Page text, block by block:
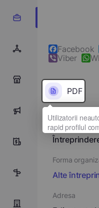
0
5
Facebook
Viber
PDF
Denumirea
Forma
Alte
Adresa